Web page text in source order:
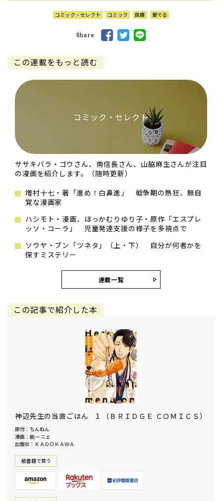
コミック・セレクト コミック 医療 愛でる
Share
この連載をもっと読む
コミック・セレクト
ササキバラ・ゴウさん、南信長さん、山脇麻生さんが注目
の漫画を紹介します。（随時更新）
増村十七・著「進め！白鼻進」 戦争期の熱狂、無自
覚な漫画家
ハシモト・漫画、ほっかむりゆり子・原作「エスプレ
ッソ・コーラ」 児童発達支援の様子を多視点で
ソウヤ・ブン「ツネタ」（上・下） 自分が何者かを
探すミステリー
連載一覧
この記事で紹介した本
神辺先生の当直ごはん 1 （ＢＲＩＤＧＥ ＣＯＭＩＣＳ）
原作：ちんねん
漫画：能一 ニェ
出版社：ＫＡＤＯＫＡＷＡ
紙書籍で買う